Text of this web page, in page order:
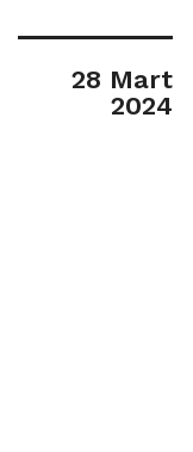
28 Mart
2024